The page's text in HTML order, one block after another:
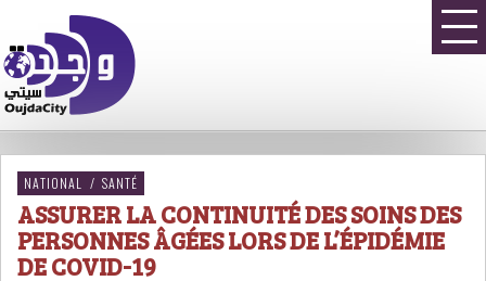
NATIONAL / SANTÉ
ASSURER LA CONTINUITÉ DES SOINS DES
PERSONNES ÂGÉES LORS DE L’ÉPIDÉMIE
DE COVID-19